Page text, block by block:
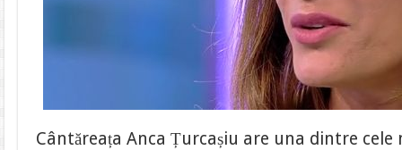
Cântăreața Anca Țurcașiu are una dintre cele